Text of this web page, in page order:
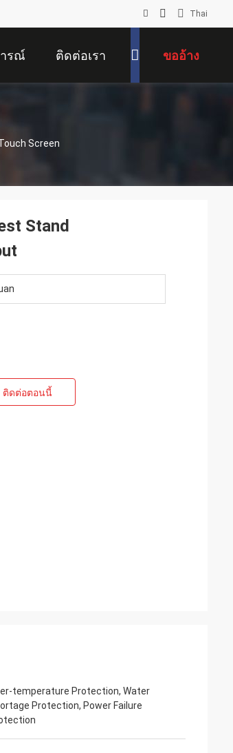
Thai
รณ์ ติดต่อเรา ขออ้าง
Screen
Stand
ติดต่อตอนนี้
temperature Protection, Water
Protection, Power Failure